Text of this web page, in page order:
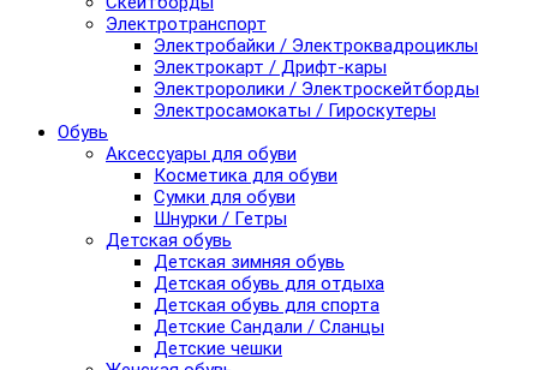
Электротранспорт
Электробайки / Электроквадроциклы
Электрокарт / Дрифт-кары
Электроролики / Электроскейтборды
Электросамокаты / Гироскутеры
Обувь
Аксессуары для обуви
Косметика для обуви
Сумки для обуви
Шнурки / Гетры
Детская обувь
Детская зимняя обувь
Детская обувь для отдыха
Детская обувь для спорта
Детские Сандали / Сланцы
Детские чешки